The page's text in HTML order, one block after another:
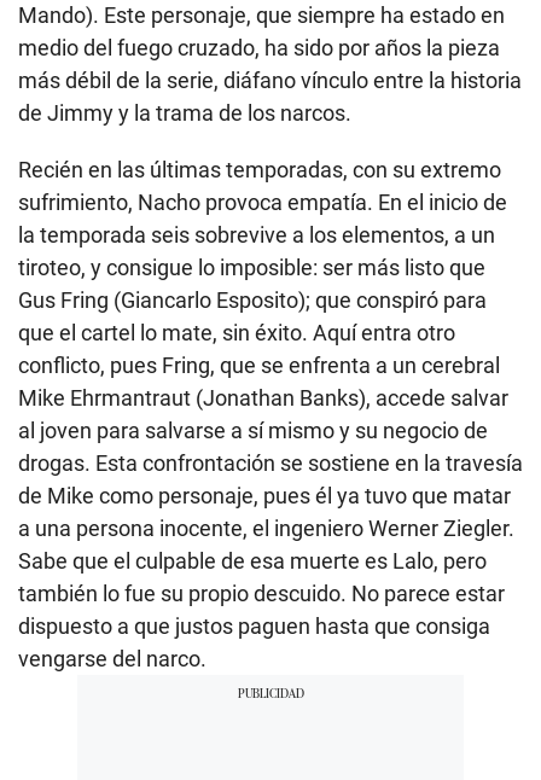
Mando). Este personaje, que siempre ha estado en
medio del fuego cruzado, ha sido por años la pieza
más débil de la serie, diáfano vínculo entre la historia
de Jimmy y la trama de los narcos.
Recién en las últimas temporadas, con su extremo
sufrimiento, Nacho provoca empatía. En el inicio de
la temporada seis sobrevive a los elementos, a un
tiroteo, y consigue lo imposible: ser más listo que
Gus Fring (Giancarlo Esposito); que conspiró para
que el cartel lo mate, sin éxito. Aquí entra otro
conflicto, pues Fring, que se enfrenta a un cerebral
Mike Ehrmantraut (Jonathan Banks), accede salvar
al joven para salvarse a sí mismo y su negocio de
drogas. Esta confrontación se sostiene en la travesía
de Mike como personaje, pues él ya tuvo que matar
a una persona inocente, el ingeniero Werner Ziegler.
Sabe que el culpable de esa muerte es Lalo, pero
también lo fue su propio descuido. No parece estar
dispuesto a que justos paguen hasta que consiga
vengarse del narco.